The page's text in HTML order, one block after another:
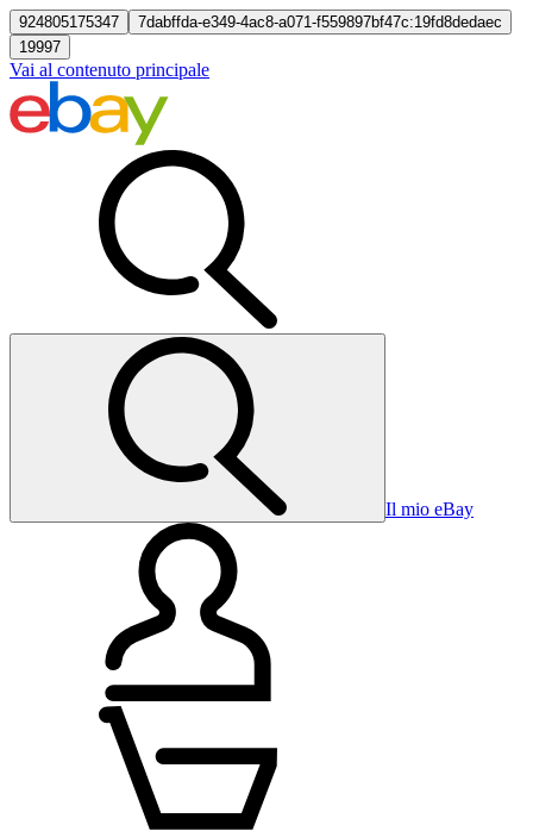
924805175347
7dabffda-e349-4ac8-a071-f559897bf47c:19fd8dedaec
19997
Vai al contenuto principale
Il mio eBay